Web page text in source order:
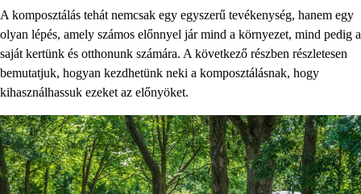
A komposztálás tehát nemcsak egy egyszerű tevékenység, hanem egy
olyan lépés, amely számos előnnyel jár mind a környezet, mind pedig a
saját kertünk és otthonunk számára. A következő részben részletesen
bemutatjuk, hogyan kezdhetünk neki a komposztálásnak, hogy
kihasználhassuk ezeket az előnyöket.